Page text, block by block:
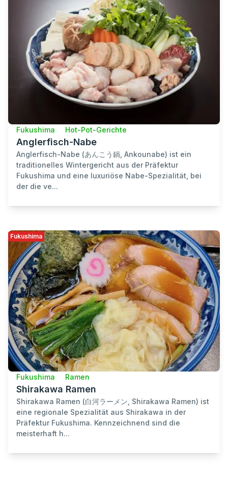
Fukushima Hot-Pot-Gerichte
Anglerfisch-Nabe
Anglerfisch-Nabe (あんこう鍋, Ankounabe) ist ein
traditionelles Wintergericht aus der Präfektur
Fukushima und eine luxuriöse Nabe-Spezialität, bei
der die ve...
Fukushima
Fukushima Ramen
Shirakawa Ramen
Shirakawa Ramen (白河ラーメン, Shirakawa Ramen) ist
eine regionale Spezialität aus Shirakawa in der
Präfektur Fukushima. Kennzeichnend sind die
meisterhaft h...